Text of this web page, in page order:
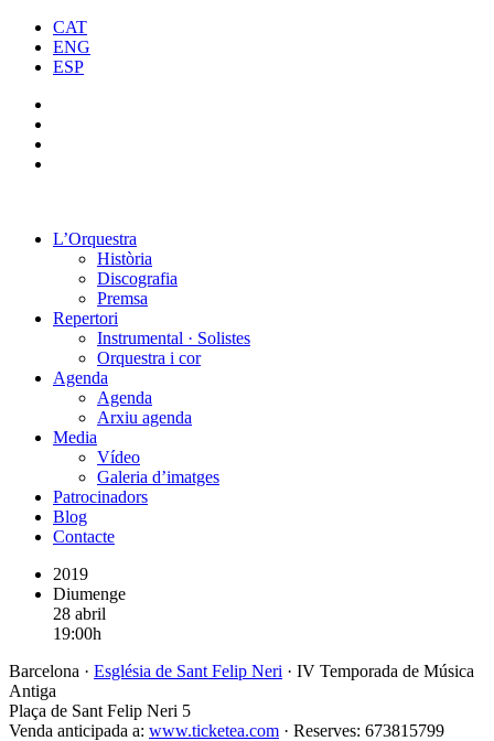
contingut
CAT
ENG
ESP
L’Orquestra
Història
Discografia
Premsa
Repertori
Instrumental · Solistes
Orquestra i cor
Agenda
Agenda
Arxiu agenda
Media
Vídeo
Galeria d’imatges
Patrocinadors
Blog
Contacte
2019
Diumenge
28 abril
19:00h
Barcelona · Església de Sant Felip Neri · IV Temporada de Música
Antiga
Plaça de Sant Felip Neri 5
Venda anticipada a: www.ticketea.com · Reserves: 673815799